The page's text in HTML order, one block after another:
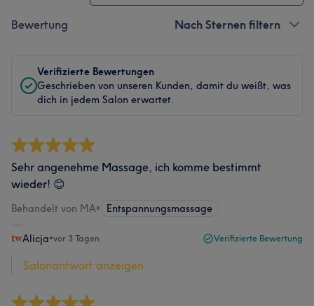
Bewertung Nach Sternen filtern
Verifizierte Bewertungen
Geschrieben von unseren Kunden, damit du weißt, was
dich in jedem Salon erwartet.
Sehr angenehme Massage, ich komme bestimmt
wieder! 😊
Behandelt von MA• Entspannungsmassage
Alicja•vor 3 Tagen Verifizierte Bewertung
Salonantwort anzeigen